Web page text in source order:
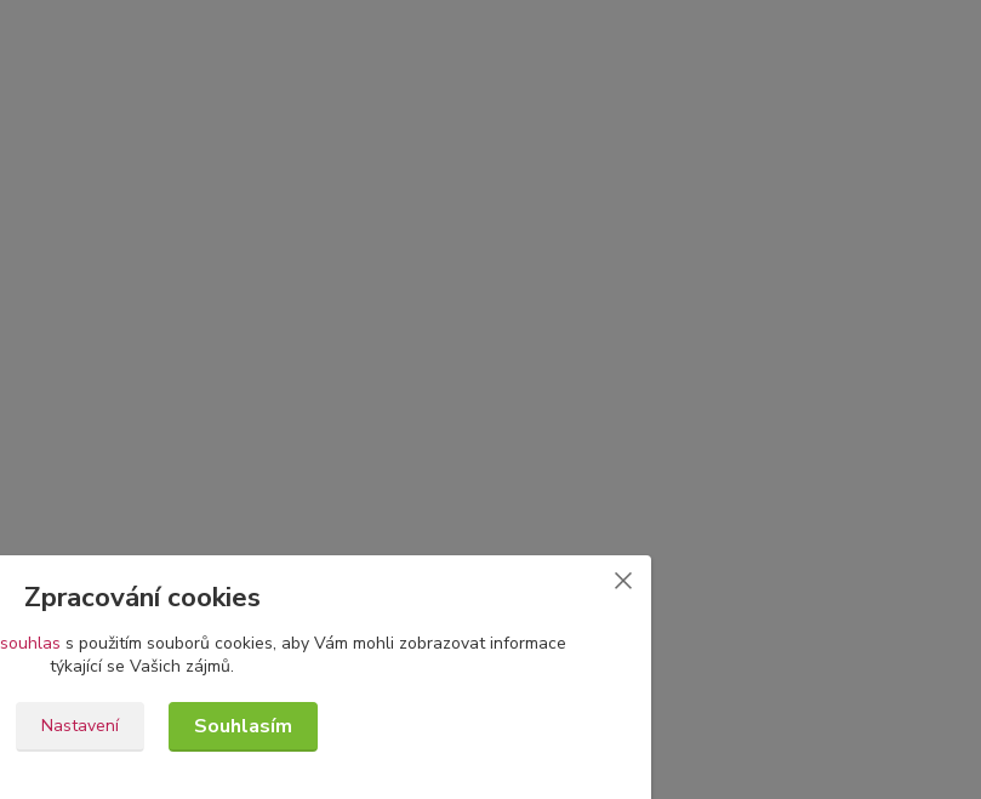
Zpracování cookies
souhlas s použitím souborů cookies, aby Vám mohli zobrazovat informace
týkající se Vašich zájmů.
Nastavení Souhlasím